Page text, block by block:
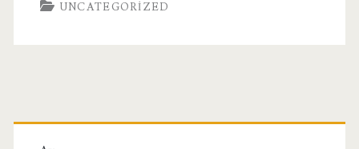
UNCATEGORIZED
Birincil